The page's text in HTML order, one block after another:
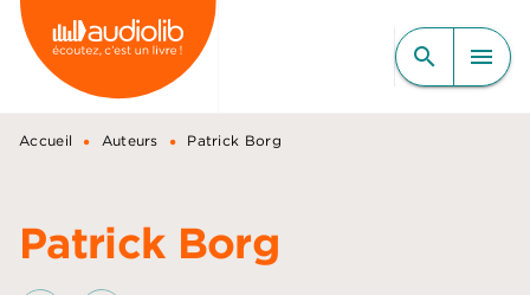
MENU RECHERCHE
CONTENU
PIED DE PAGE
search menu
Accueil • Auteurs • Patrick Borg
Patrick Borg